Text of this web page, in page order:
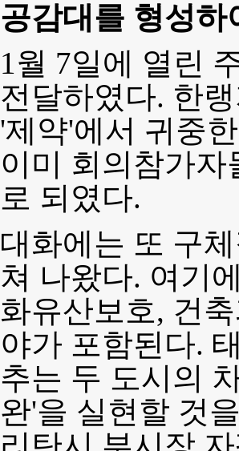
공감대를 형성
1월 7일에 열린
전달하였다. 한
'제약'에서 귀중
이미 회의참가
로 되였다.
대화에는 또 구
쳐 나왔다. 여기
화유산보호, 건
야가 포함된다.
추는 두 도시의
완'을 실현할 것